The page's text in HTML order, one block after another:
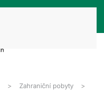
Zahraniční pobyty